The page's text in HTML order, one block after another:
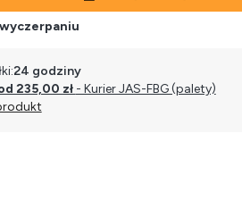
24 godziny
235,00 zł - Kurier JAS-FBG (palety)